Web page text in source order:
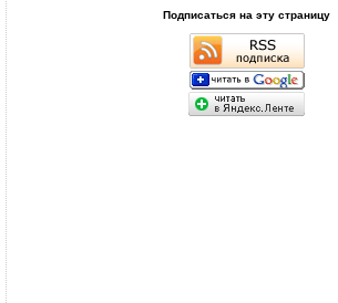
Подписаться на эту страницу